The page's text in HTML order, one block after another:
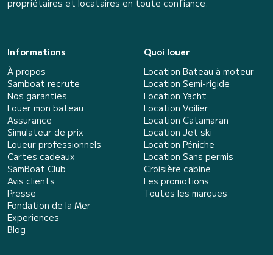
propriétaires et locataires en toute confiance.
Informations
À propos
Samboat recrute
Nos garanties
Louer mon bateau
Assurance
Simulateur de prix
Loueur professionnels
Cartes cadeaux
SamBoat Club
Avis clients
Presse
Fondation de la Mer
Experiences
Blog
Quoi louer
Location Bateau à moteur
Location Semi-rigide
Location Yacht
Location Voilier
Location Catamaran
Location Jet ski
Location Péniche
Location Sans permis
Croisière cabine
Les promotions
Toutes les marques